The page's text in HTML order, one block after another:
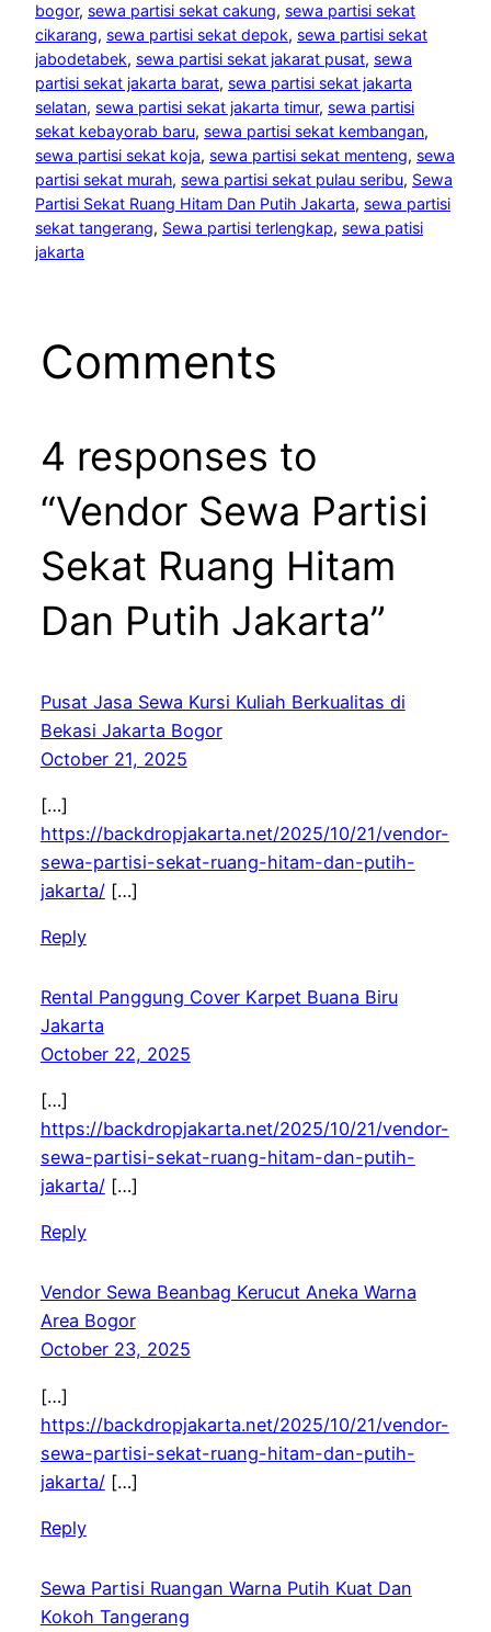
bogor, sewa partisi sekat cakung, sewa partisi sekat
cikarang, sewa partisi sekat depok, sewa partisi sekat
jabodetabek, sewa partisi sekat jakarat pusat, sewa
partisi sekat jakarta barat, sewa partisi sekat jakarta
selatan, sewa partisi sekat jakarta timur, sewa partisi
sekat kebayorab baru, sewa partisi sekat kembangan
sewa partisi sekat koja, sewa partisi sekat menteng, sewa
partisi sekat murah, sewa partisi sekat pulau seribu, Sewa
Partisi Sekat Ruang Hitam Dan Putih Jakarta, sewa partisi
sekat tangerang, Sewa partisi terlengkap, sewa patisi
jakarta
Comments
4 responses to
“Vendor Sewa Partisi
Sekat Ruang Hitam
Dan Putih Jakarta”
Pusat Jasa Sewa Kursi Kuliah Berkualitas di
Bekasi Jakarta Bogor
October 21, 2025
[…]
https://backdropjakarta.net/2025/10/21/vendor-
sewa-partisi-sekat-ruang-hitam-dan-putih-
jakarta/[…]
Reply
Rental Panggung Cover Karpet Buana Biru
Jakarta
October 22, 2025
[…]
https://backdropjakarta.net/2025/10/21/vendor-
sewa-partisi-sekat-ruang-hitam-dan-putih-
jakarta/[…]
Reply
Vendor Sewa Beanbag Kerucut Aneka Warna
Area Bogor
October 23, 2025
[…]
https://backdropjakarta.net/2025/10/21/vendor-
sewa-partisi-sekat-ruang-hitam-dan-putih-
jakarta/[…]
Reply
Sewa Partisi Ruangan Warna Putih Kuat Dan
Kokoh Tangerang